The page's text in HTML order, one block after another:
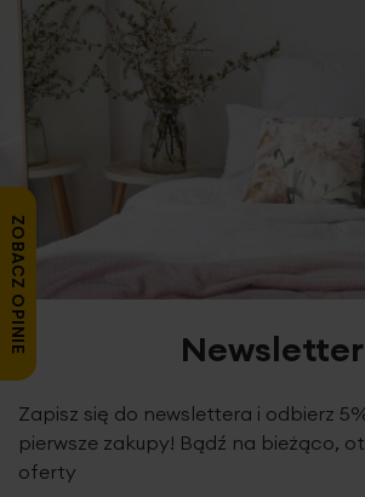
do kasety, napinacz łańcuszka
montażu rolety. Zestaw nie zawiera
klient powinien je dopasować do rodzaju
Chcesz zamontować roletę bez
By dokupić uchwyty
w koszyku lub skontaktuj się z nami.
KONSERWACJA:
systemem mocującymza pomocą rzepa
zaprojektowane w sposób umożliwiający
wyjęciu elementów usztywniających
Materiał możesz uprać ręcznie w 30
o
Jeśli wzór na tkaninie jest nieodwracalny,
Newsletter
Zapisz się do newslettera i odbierz
pierwsze zakupy! Bądź na bieżąco,
oferty
ZOBACZ OPINIE